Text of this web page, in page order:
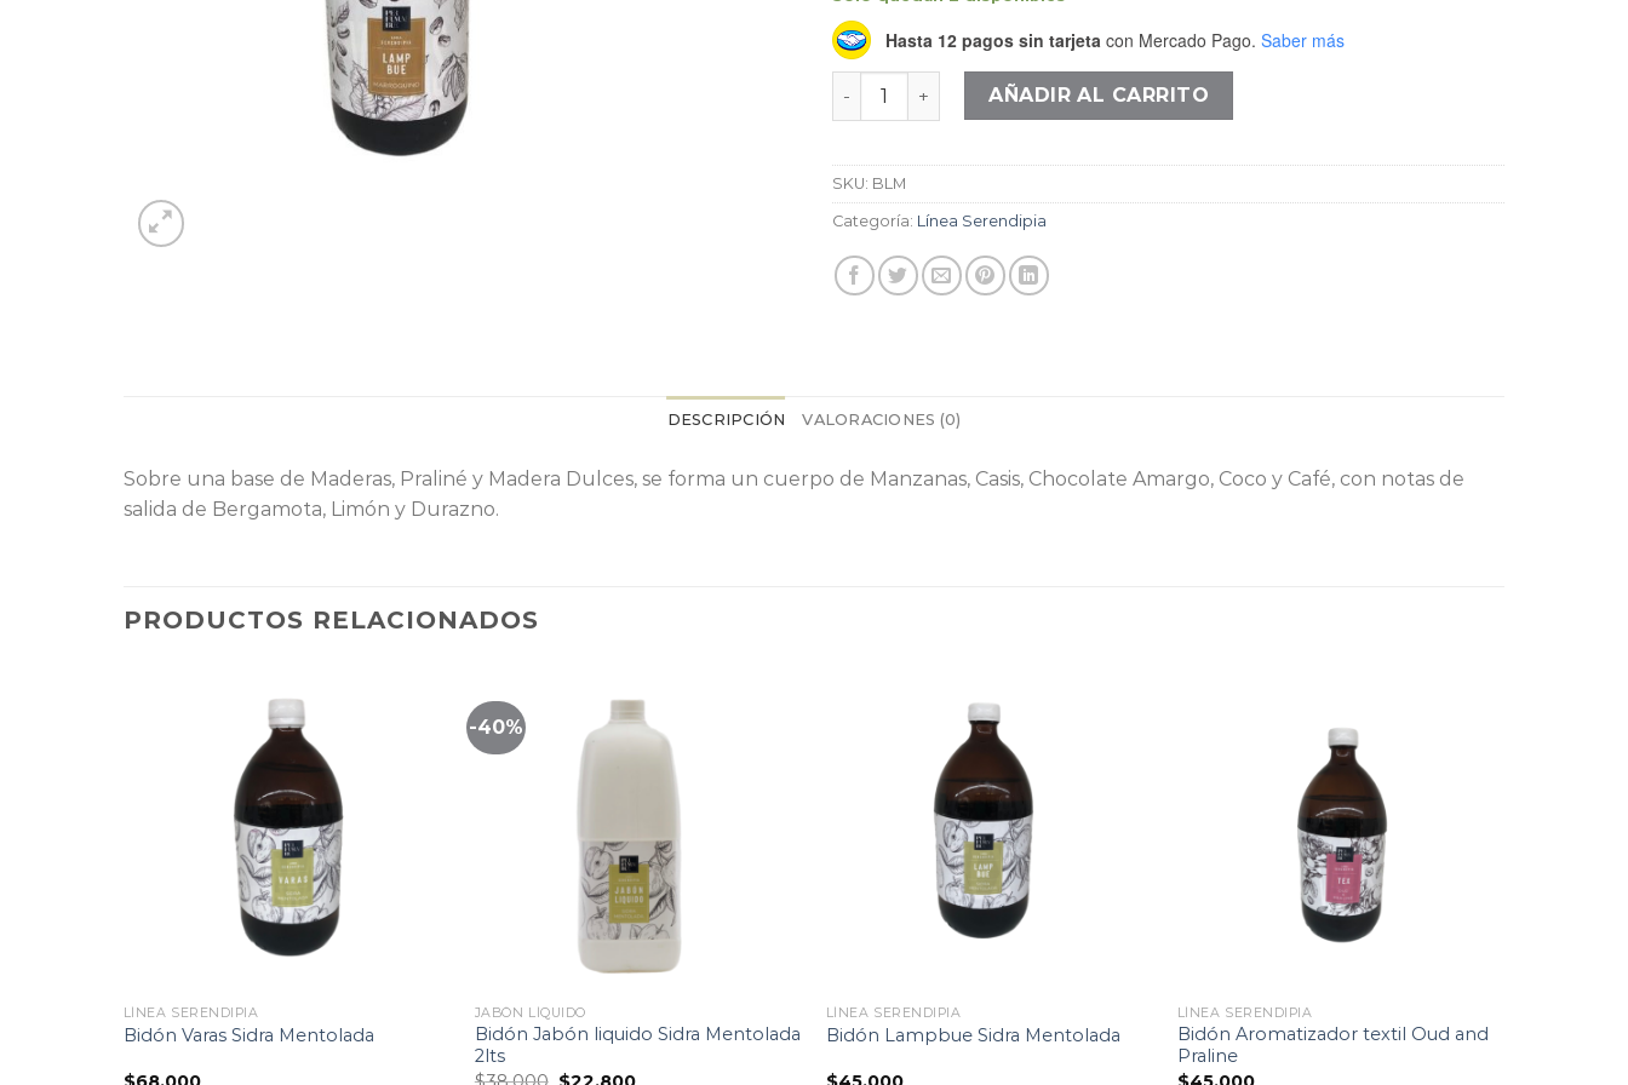
Hasta 12 pagos sin tarjeta con Mercado Pago. Saber más
Bidón Lampbue Marroquino cantidad
AÑADIR AL CARRITO
SKU: BLM
Categoría: Línea Serendipia
DESCRIPCIÓN VALORACIONES (0)
Sobre una base de Maderas, Praliné y Madera Dulces, se forma un cuerpo de Manzanas, Casis, Chocolate Amargo, Coco y Café, con notas de
salida de Bergamota, Limón y Durazno.
PRODUCTOS RELACIONADOS
LÍNEA SERENDIPIA
Bidón Varas Sidra Mentolada
-40%
JABÓN LÍQUIDO
Bidón Jabón liquido Sidra Mentolada
2lts
El El
LÍNEA SERENDIPIA
Bidón Lampbue Sidra Mentolada
LÍNEA SERENDIPIA
Bidón Aromatizador textil Oud and
Praline